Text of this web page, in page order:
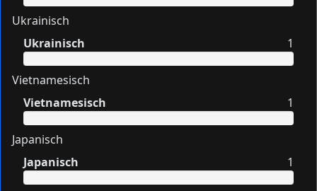
Ukrainisch
Ukrainisch
1
Vietnamesisch
Vietnamesisch
1
Japanisch
Japanisch
1